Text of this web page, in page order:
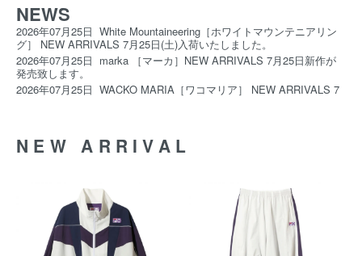
NEWS
2026年07月25日 White Mountaineering［ホワイトマウンテニアリン
グ］ NEW ARRIVALS 7月25日(土)入荷いたしました。
2026年07月25日 marka ［マーカ］NEW ARRIVALS 7月25日新作が
発売致します。
2026年07月25日 WACKO MARIA［ワコマリア］ NEW ARRIVALS 7
2026年07月17日 UNIVERSAL PRODUCTS《ユニヴァーサルプロダ
2026年07月16日MARKAWARE ［マーカウエア］ NEW ARRIVALS 7
月17日発売致します。
2026年07月13日NEEDLES ［ニードルズ］/ RECOMMEND TEE
SHIRTS
NEW ARRIVAL